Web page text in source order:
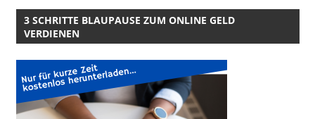
3 SCHRITTE BLAUPAUSE ZUM ONLINE GELD
VERDIENEN